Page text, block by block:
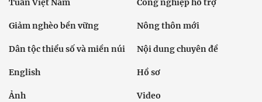
Tuần Việt Nam Công nghiệp hỗ trợ
Giảm nghèo bền vững Nông thôn mới
Dân tộc thiểu số và miền núi Nội dung chuyên đề
English Hồ sơ
Ảnh Video